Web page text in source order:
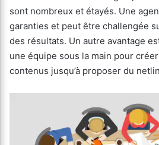
sont nombreux et étayés. Une
garanties et peut être challengée
des résultats. Un autre avantage
une équipe sous la main pour
contenus jusqu’à proposer du